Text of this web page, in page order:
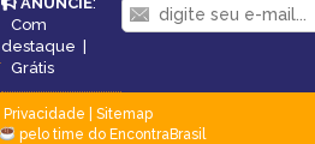
Com
destaque |
Grátis
Privacidade
Sitemap
pelo time do EncontraBrasil